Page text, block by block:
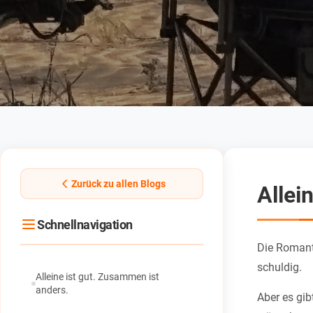
Zurück zu allen Blogs
Schnellnavigation
Alleine ist gut. Zusammen ist
anders.
Die
schuldig.
Aber es